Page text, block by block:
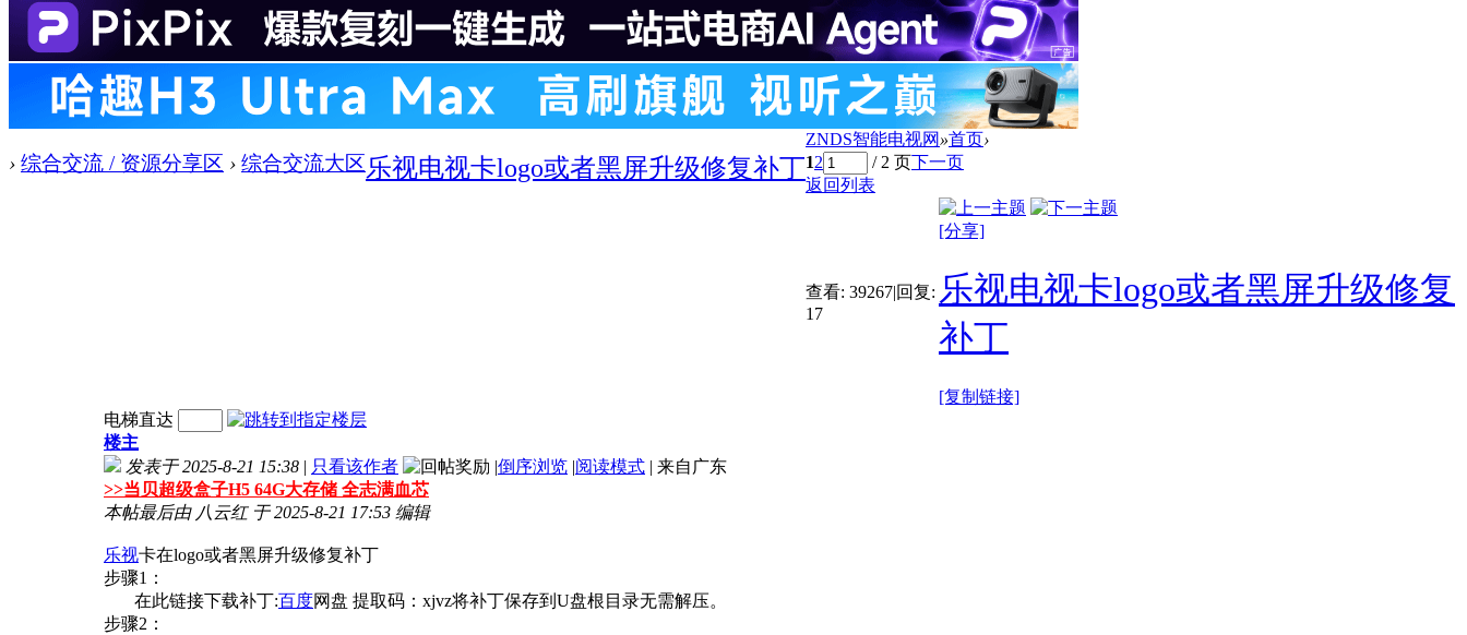
ZNDS智能电视网 »首页
› 综合交流 / 资源分享区 › 综合交流大区
›
乐视电视卡logo或者黑屏升级修复补丁12 / 2 页下一页
返回列表
查看: 39267|回复:
17
[分享]
乐视电视卡logo或者黑屏升级修复
补丁
[复制链接]
电梯直达
楼主
发表于 2025-8-21 15:38 | 只看该作者 |倒序浏览 |阅读模式 | 来自广东
>>当贝超级盒子H5 64G大存储 全志满血芯
本帖最后由 八云红 于 2025-8-21 17:53 编辑
乐视卡在logo或者黑屏升级修复补丁
步骤1：
在此链接下载补丁:百度网盘 提取码：xjvz将补丁保存到U盘根目录无需解压。
步骤2：